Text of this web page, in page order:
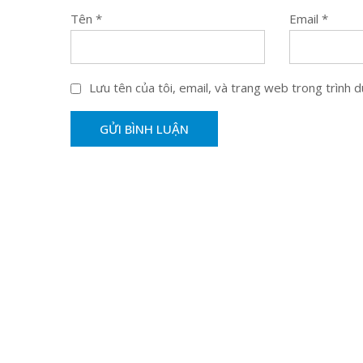
Tên * Email *
Lưu tên của tôi, email, và trang web trong trình